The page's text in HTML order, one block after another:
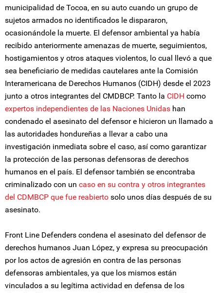
municipalidad de Tocoa, en su auto cuando un grupo de
sujetos armados no identificados le dispararon,
ocasionándole la muerte. El defensor ambiental ya había
recibido anteriormente amenazas de muerte, seguimientos,
hostigamientos y otros ataques violentos, lo cual llevó a que
sea beneficiario de medidas cautelares ante la Comisión
Interamericana de Derechos Humanos (CIDH) desde el 2023
junto a otros integrantes del CMDBCP. Tanto la CIDH como
expertos independientes de las Naciones Unidas han
condenado el asesinato del defensor e hicieron un llamado a
las autoridades hondureñas a llevar a cabo una
investigación inmediata sobre el caso, así como garantizar
la protección de las personas defensoras de derechos
humanos en el país. El defensor también se encontraba
criminalizado con un caso en su contra y otros integrantes
del CDMBCP que fue reabierto solo unos días después de su
asesinato.
Front Line Defenders condena el asesinato del defensor de
derechos humanos Juan López, y expresa su preocupación
por los actos de agresión en contra de las personas
defensoras ambientales, ya que los mismos están
vinculados a su legítima actividad en defensa de los